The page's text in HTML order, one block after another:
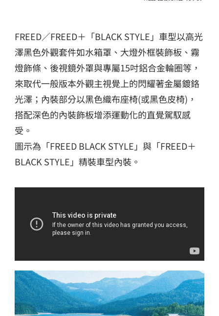
FREED／FREED＋「BLACK STYLE」車型以高光
澤黑色外觀套件如水箱罩、大燈外框裝飾板、霧
燈飾條、後視鏡外罩與專屬15吋鋁合金輪圈等，
來取代一般版本外觀主視覺上的閃耀著金屬鍍鉻
光澤；內裝部分以黑色織布座椅(或黑色皮椅)，
搭配深色的內裝飾板增添運動化的直覺駕馭感
受。
圖示為「FREED BLACK STYLE」與「FREED＋
BLACK STYLE」精裝車型內裝。